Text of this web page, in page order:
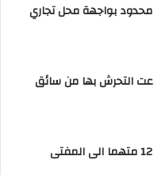
بواجهة محل تجاري
التحرش بها من سائق